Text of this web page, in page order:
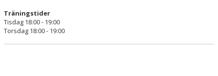
Träningstider
Tisdag 18:00 - 19:00
Torsdag 18:00 - 19:00